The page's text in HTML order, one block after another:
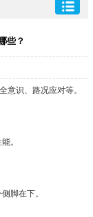
些？
意识、路况应对等。
。
脚在下。